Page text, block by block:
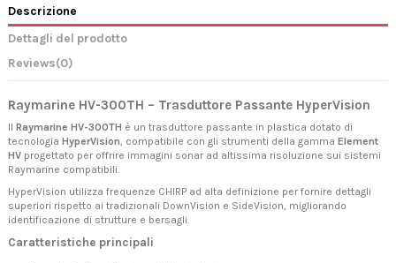
Descrizione
Dettagli del prodotto
Reviews(0)
Raymarine HV-300TH – Trasduttore Passante HyperVision
Il Raymarine HV-300TH è un trasduttore passante in plastica dotato di
tecnologia HyperVision , compatibile con gli strumenti della gamma Element
HV progettato per offrire immagini sonar ad altissima risoluzione sui sistemi
Raymarine compatibili.
HyperVision utilizza frequenze CHIRP ad alta definizione per fornire dettagli
superiori rispetto ai tradizionali DownVision e SideVision, migliorando
identificazione di strutture e bersagli.
Caratteristiche principali